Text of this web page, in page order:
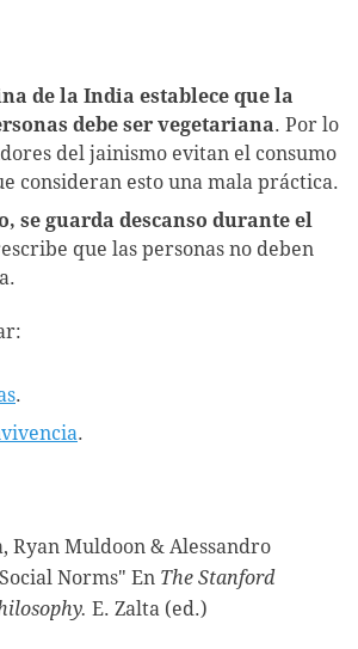
de la India establece que la
debe ser vegetariana. Por lo
del jainismo evitan el consumo
consideran esto una mala práctica.
se guarda descanso durante el
que las personas no deben
.
.
Ryan Muldoon & Alessandro
Norms" En The Stanford
E. Zalta (ed.)